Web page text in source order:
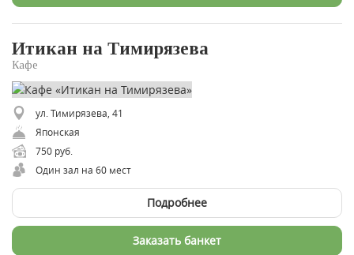
Итикан на Тимирязева
Кафе
ул. Тимирязева, 41
Японская
750 руб.
Один зал на 60 мест
Подробнее
Заказать банкет